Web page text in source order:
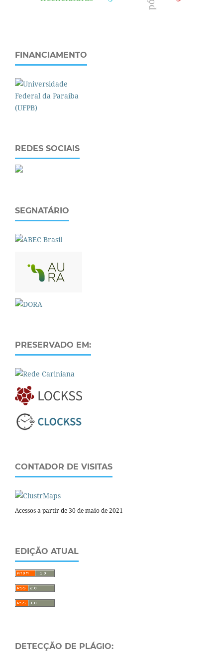
FINANCIAMENTO
REDES SOCIAIS
SEGNATÁRIO
PRESERVADO EM:
CONTADOR DE VISITAS
Acessos a partir de 30 de maio de 2021
EDIÇÃO ATUAL
DETECÇÃO DE PLÁGIO: